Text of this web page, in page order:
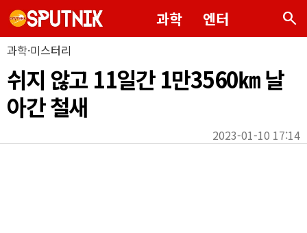
과학 엔터 search
과학·미스터리
쉬지 않고 11일간 1만3560㎞ 날
아간 철새
2023-01-10 17:14